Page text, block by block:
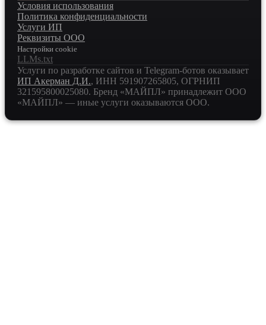
Условия использования
Политика конфиденциальности
Услуги ИП
Реквизиты ООО
Настройки cookie
LLMs.txt
Услуги по разработке сайтов и Telegram-ботов оказывает
ИП Акерман Д.И., ИНН 591907265805, ОГРНИП
321595800025080. Бренд «МАЙПЛ» принадлежит ООО
«МАЙПЛ» — иные услуги оказываются ООО.